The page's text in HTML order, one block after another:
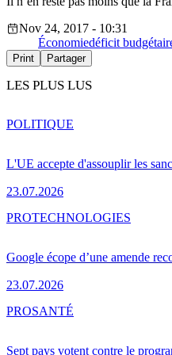
Nov 24, 2017 - 10:31
Économiedéficit
Print Partager
LES PLUS LUS
L'UE accepte d'assouplir les
23.07.2026
POLITIQUE
Google écope d’une amende
23.07.2026
PROTECHNOLOGIES
Sept pays votent contre le
PROSANTÉ